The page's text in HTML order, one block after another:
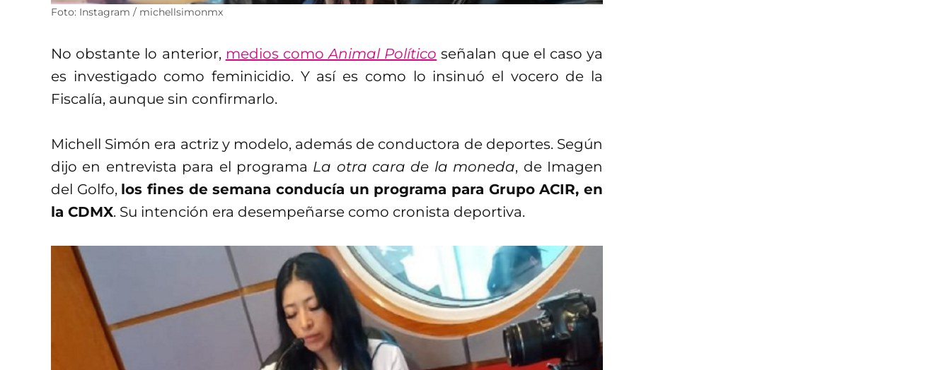
Foto: Instagram / michellsimonmx
No obstante lo anterior, medios comoAnimal Político señalan que el caso ya
es investigado como feminicidio. Y así es como lo insinuó el vocero de la
Fiscalía, aunque sin confirmarlo.
Michell Simón era actriz y modelo, además de conductora de deportes. Según
dijo en entrevista para el programa La otra cara de la moneda, de Imagen
del Golfo, los fines de semana conducía un programa para Grupo ACIR, en
la CDMX. Su intención era desempeñarse como cronista deportiva.